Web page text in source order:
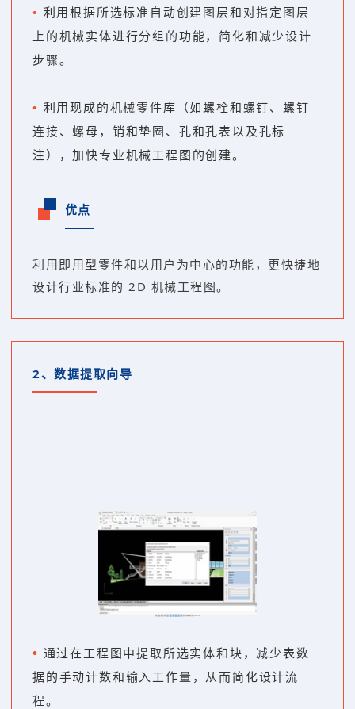
• 利用根据所选标准自动创建图层和对指定图层
上的机械实体进行分组的功能，简化和减少设计
步骤。
• 利用现成的机械零件库（如螺栓和螺钉、螺钉
连接、螺母，销和垫圈、孔和孔表以及孔标
注），加快专业机械工程图的创建。
优点
利用即用型零件和以用户为中心的功能，更快捷地
设计行业标准的 2D 机械工程图。
2、 数据提取向导
• 通过在工程图中提取所选实体和块，减少表数
据的手动计数和输入工作量，从而简化设计流
程。